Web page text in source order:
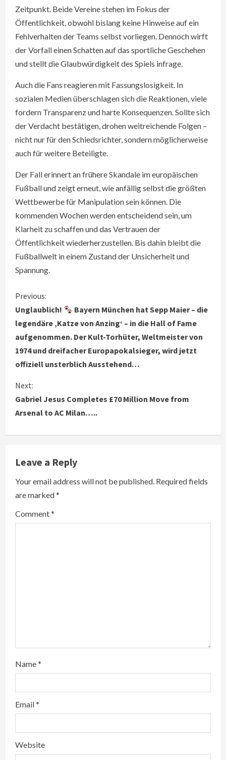
Zeitpunkt. Beide Vereine stehen im Fokus der
Öffentlichkeit, obwohl bislang keine Hinweise auf ein
Fehlverhalten der Teams selbst vorliegen. Dennoch wirft
der Vorfall einen Schatten auf das sportliche Geschehen
und stellt die Glaubwürdigkeit des Spiels infrage.
Auch die Fans reagieren mit Fassungslosigkeit. In
sozialen Medien überschlagen sich die Reaktionen, viele
fordern Transparenz und harte Konsequenzen. Sollte sich
der Verdacht bestätigen, drohen weitreichende Folgen –
nicht nur für den Schiedsrichter, sondern möglicherweise
auch für weitere Beteiligte.
Der Fall erinnert an frühere Skandale im europäischen
Fußball und zeigt erneut, wie anfällig selbst die größten
Wettbewerbe für Manipulation sein können. Die
kommenden Wochen werden entscheidend sein, um
Klarheit zu schaffen und das Vertrauen der
Öffentlichkeit wiederherzustellen. Bis dahin bleibt die
Fußballwelt in einem Zustand der Unsicherheit und
Spannung.
C
o
n
t
i
n
R
e
a
Previous:
Unglaublich!
Bayern München hat Sepp Maier – die
legendäre ‚Katze von Anzing‘ – in die Hall of Fame
aufgenommen. Der Kult-Torhüter, Weltmeister von
1974 und dreifacher Europapokalsieger, wird jetzt
offiziell unsterblich Ausstehend…
Next:
Gabriel Jesus Completes £70 Million Move from
Arsenal to AC Milan…..
Leave a Reply
Your email address will not be published. Required fields
are marked*
Comment*
Name*
Email*
Website